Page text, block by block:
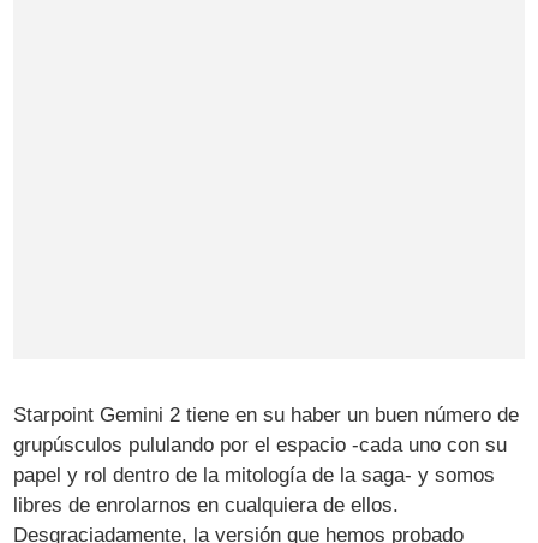
Starpoint Gemini 2 tiene en su haber un buen número de
grupúsculos pululando por el espacio -cada uno con su
papel y rol dentro de la mitología de la saga- y somos
libres de enrolarnos en cualquiera de ellos.
Desgraciadamente, la versión que hemos probado